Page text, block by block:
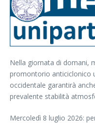
Nella giornata di domani,
promontorio anticiclonico
occidentale garantirà
prevalente stabilità
Mercoledì 8 luglio 2026: